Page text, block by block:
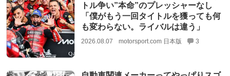
トル争い”本命”のプレッシャーなし
「僕がもう一回タイトルを獲っても何
も変わらない。ライバルは違う」
2026.08.07 motorsport.com 日本版 3